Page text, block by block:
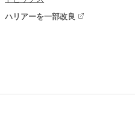
ハリアーを一部改良